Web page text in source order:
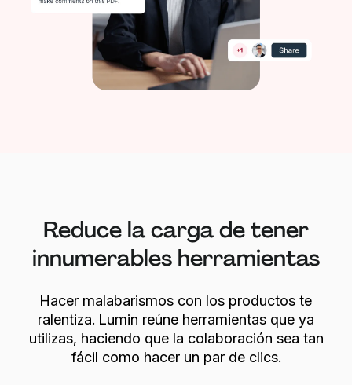
Reduce la carga de tener
innumerables herramientas
Hacer malabarismos con los productos te
ralentiza. Lumin reúne herramientas que ya
utilizas, haciendo que la colaboración sea tan
fácil como hacer un par de clics.